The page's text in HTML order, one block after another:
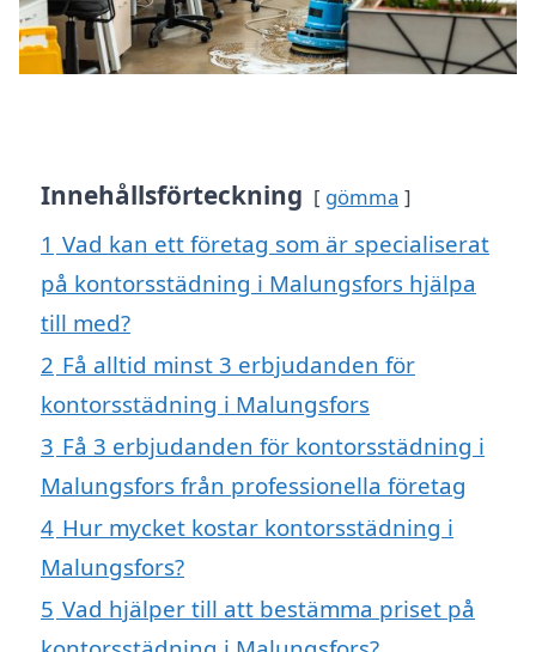
Innehållsförteckning gömma
1 Vad kan ett företag som är specialiserat
på kontorsstädning i Malungsfors hjälpa
till med?
2 Få alltid minst 3 erbjudanden för
kontorsstädning i Malungsfors
3 Få 3 erbjudanden för kontorsstädning i
Malungsfors från professionella företag
4 Hur mycket kostar kontorsstädning i
Malungsfors?
5 Vad hjälper till att bestämma priset på